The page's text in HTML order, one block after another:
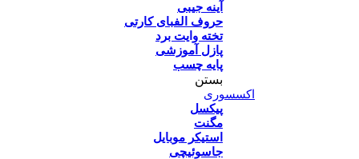
آینه جیبی
حروف الفبای کارتی
تخته وایت برد
پازل آموزشی
پایه چسب
بستن
اکسسوری
پیکسل
مگنت
استیکر موبایل
جاسوئیچی